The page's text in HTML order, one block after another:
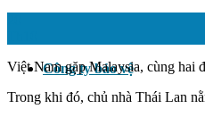
Công ty bảo vệ
Việt Nam gặp Malaysia, cùng hai
Trong khi đó, chủ nhà Thái Lan